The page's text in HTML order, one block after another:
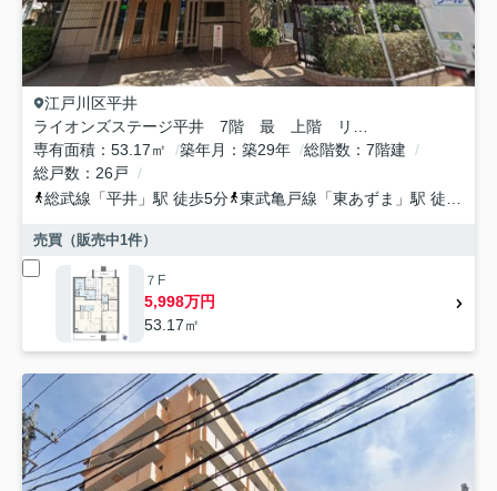
江戸川区平井
専有面積
53.17㎡ 築年月 築29年 総階数
7階建
総戸数
26戸
総武線 「平井 」駅 徒歩5分 東武亀戸線 「東あずま 」駅 徒歩17分
売買（販売中1件）
７F
5,998万円
53.17㎡